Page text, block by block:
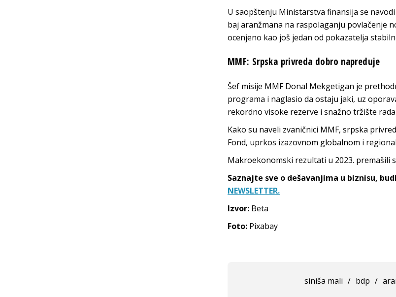
U saopštenju Ministarstva finansija se
baj aranžmana na raspolaganju povlačenje
ocenjeno kao još jedan od pokazatelja
MMF: Srpska privreda dobro napreduje
Šef misije MMF Donal Mekgetigan je
programa i naglasio da ostaju jaki, uz
rekordno visoke rezerve i snažno tržište rada.
Kako su naveli zvaničnici MMF, srpska
Fond, uprkos izazovnom globalnom i
Makroekonomski rezultati u 2023. premašili
Saznajte sve o dešavanjima u biznisu,
NEWSLETTER.
Izvor: Beta
Foto: Pixabay
siniša mali / bdp /